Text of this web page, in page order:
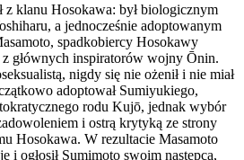
z klanu Hosokawa: był biologicznym
a jednocześnie adoptowanym
spadkobiercy Hosokawy
głównych inspiratorów wojny Ōnin.
nigdy się nie ożenił i nie miał
adoptował Sumiyukiego,
rodu Kujō, jednak wybór
i ostrą krytyką ze strony
Hosokawa. W rezultacie Masamoto
i ogłosił Sumimoto swoim następcą,